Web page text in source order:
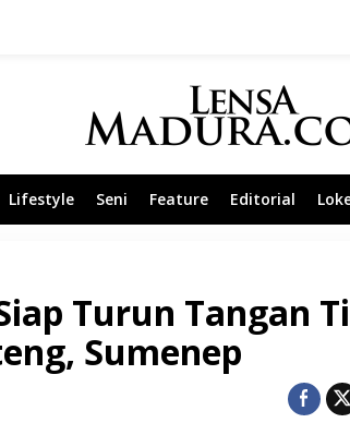
Lifestyle Seni Feature Editorial
Turun Tangan
Sumenep